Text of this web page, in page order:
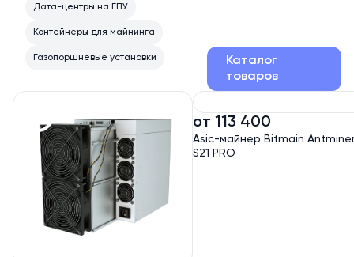
Дата-центры на ГПУ
Контейнеры для майнинга
Газопоршневые установки
Каталог
товаров
от 113 400
Asic-майнер Bitmain Antminer
S21 PRO